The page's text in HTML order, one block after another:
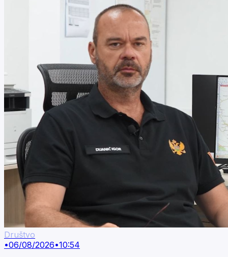
Društvo
•06/08/2026•10:54